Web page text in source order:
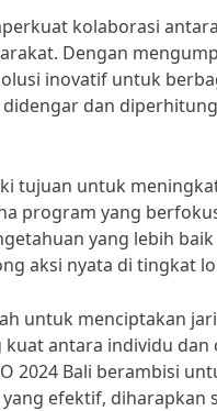
kolaborasi
Dengan
inovatif untuk
dan
tujuan untuk
program yang
yang lebih
aksi nyata di tingkat
untuk menciptakan
antara individu
2024 Bali berambisi
efektif,